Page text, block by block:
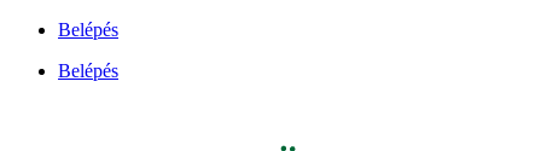
Ugrás
tartalomhoz
Belépés
Belépés